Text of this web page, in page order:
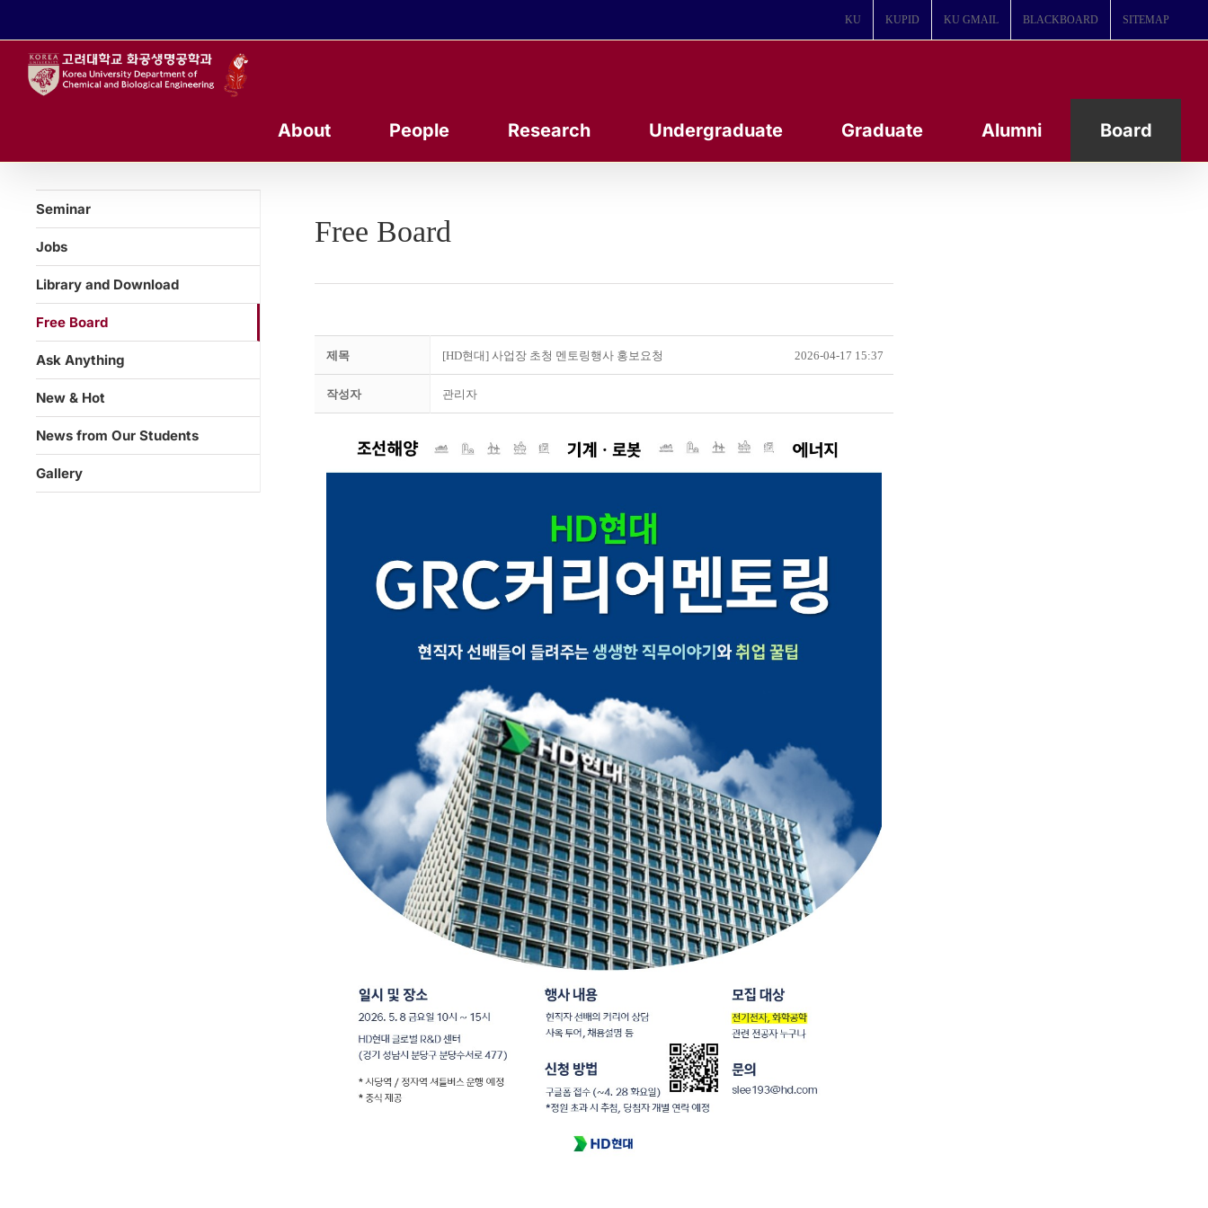
KU KUPID KU GMAIL BLACKBOARD SITEMAP
About People Research Undergraduate Graduate Alumni Board
Free Board
제목 [HD현대] 사업장 초청 멘토링행사 홍보요청 2026-04-17 15:37
작성자 관리자
Seminar
Jobs
Library and Download
Free Board
Ask Anything
New & Hot
News from Our Students
Gallery